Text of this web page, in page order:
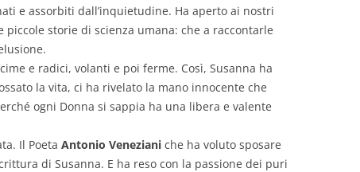
e assorbiti dall’inquietudine. Ha aperto ai nostri
storie di scienza umana: che a raccontarle
e radici, volanti e poi ferme. Così, Susanna ha
la vita, ci ha rivelato la mano innocente che
ogni Donna si sappia ha una libera e valente
Il Poeta Antonio Veneziani che ha voluto sposare
di Susanna. E ha reso con la passione dei puri